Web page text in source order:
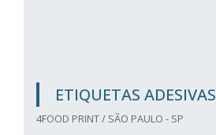
ETIQUETAS ADESIVAS
4FOOD PRINT / SÃO PAULO - SP